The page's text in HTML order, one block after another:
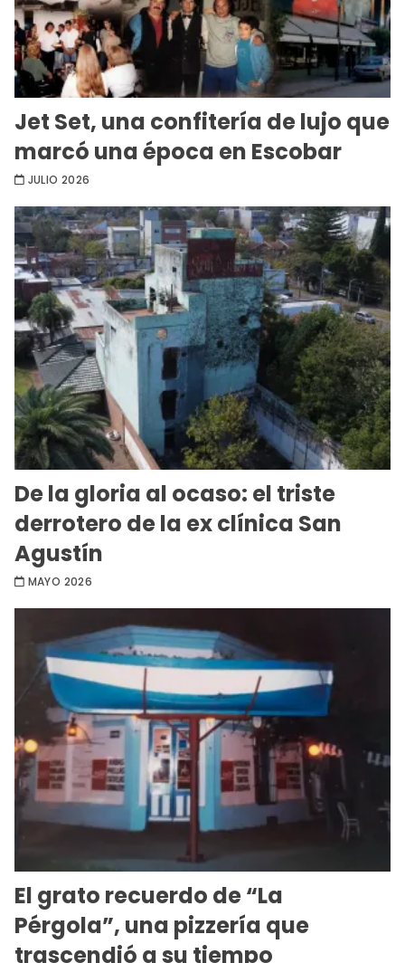
Jet Set, una confitería de lujo que
marcó una época en Escobar
JULIO 2026
De la gloria al ocaso: el triste
derrotero de la ex clínica San
Agustín
MAYO 2026
El grato recuerdo de “La
Pérgola”, una pizzería que
trascendió a su tiempo